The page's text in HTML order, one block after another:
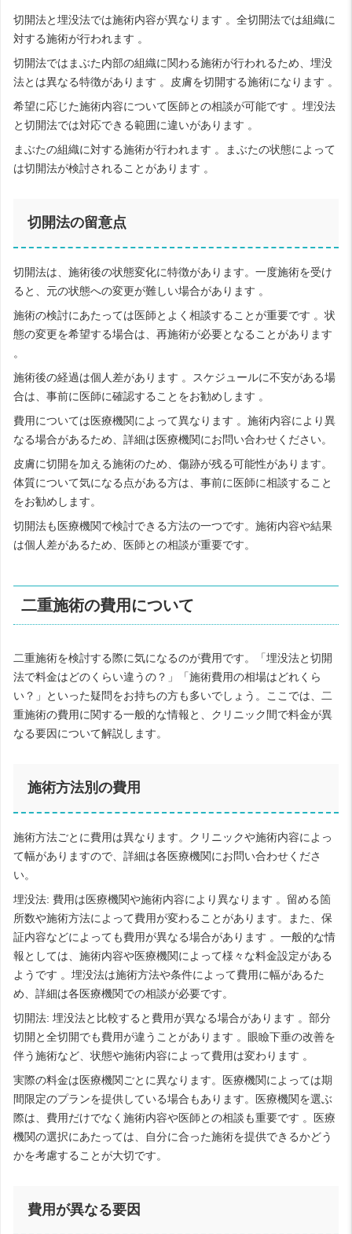
切開法と埋没法では施術内容が異なります 。全切開法では組織に
対する施術が行われます 。
切開法ではまぶた内部の組織に関わる施術が行われるため、埋没
法とは異なる特徴があります 。皮膚を切開する施術になります 。
希望に応じた施術内容について医師との相談が可能です 。埋没法
と切開法では対応できる範囲に違いがあります 。
まぶたの組織に対する施術が行われます 。まぶたの状態によって
は切開法が検討されることがあります 。
切開法の留意点
切開法は、施術後の状態変化に特徴があります。一度施術を受け
ると、元の状態への変更が難しい場合があります 。
施術の検討にあたっては医師とよく相談することが重要です 。状
態の変更を希望する場合は、再施術が必要となることがあります
。
施術後の経過は個人差があります 。スケジュールに不安がある場
合は、事前に医師に確認することをお勧めします 。
費用については医療機関によって異なります 。施術内容により異
なる場合があるため、詳細は医療機関にお問い合わせください。
皮膚に切開を加える施術のため、傷跡が残る可能性があります。
体質について気になる点がある方は、事前に医師に相談すること
をお勧めします。
切開法も医療機関で検討できる方法の一つです。施術内容や結果
は個人差があるため、医師との相談が重要です。
二重施術の費用について
二重施術を検討する際に気になるのが費用です。「埋没法と切開
法で料金はどのくらい違うの？」「施術費用の相場はどれくら
い？」といった疑問をお持ちの方も多いでしょう。ここでは、二
重施術の費用に関する一般的な情報と、クリニック間で料金が異
なる要因について解説します。
施術方法別の費用
施術方法ごとに費用は異なります。クリニックや施術内容によっ
て幅がありますので、詳細は各医療機関にお問い合わせくださ
い。
埋没法: 費用は医療機関や施術内容により異なります 。留める箇
所数や施術方法によって費用が変わることがあります。また、保
証内容などによっても費用が異なる場合があります 。一般的な情
報としては、施術内容や医療機関によって様々な料金設定がある
ようです 。埋没法は施術方法や条件によって費用に幅があるた
め、詳細は各医療機関での相談が必要です。
切開法: 埋没法と比較すると費用が異なる場合があります 。部分
切開と全切開でも費用が違うことがあります 。眼瞼下垂の改善を
伴う施術など、状態や施術内容によって費用は変わります 。
実際の料金は医療機関ごとに異なります。医療機関によっては期
間限定のプランを提供している場合もあります。医療機関を選ぶ
際は、費用だけでなく施術内容や医師との相談も重要です 。医療
機関の選択にあたっては、自分に合った施術を提供できるかどう
かを考慮することが大切です。
費用が異なる要因